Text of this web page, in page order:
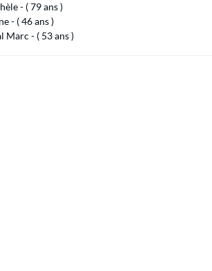
- ( 79 ans )
- ( 46 ans )
Marc - ( 53 ans )